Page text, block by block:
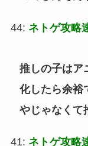
44: ネトゲ攻略
推しの子はア
化したら余裕
やじゃなくて
41: ネトゲ攻略